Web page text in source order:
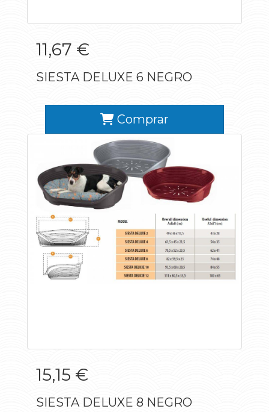
11,67 €
SIESTA DELUXE 6 NEGRO
Comprar
15,15 €
SIESTA DELUXE 8 NEGRO